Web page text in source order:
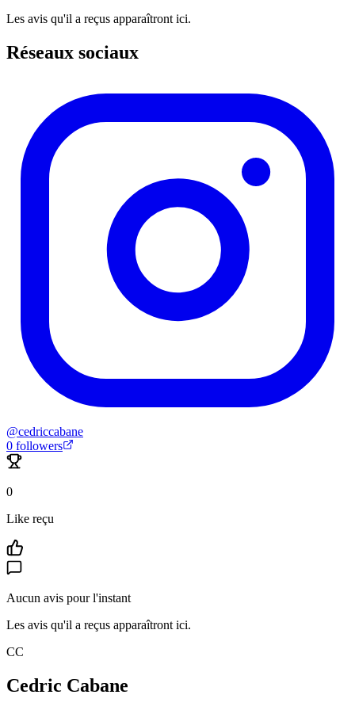
Les avis qu'il a reçus apparaîtront ici.
Réseaux sociaux
@cedriccabane
0 followers
0
Like reçu
Aucun avis pour l'instant
Les avis qu'il a reçus apparaîtront ici.
CC
Cedric Cabane